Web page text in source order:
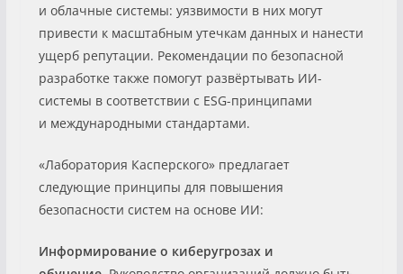
и облачные системы: уязвимости в них могут
привести к масштабным утечкам данных и нанести
ущерб репутации. Рекомендации по безопасной
разработке также помогут развёртывать ИИ-
системы в соответствии с ESG-принципами
и международными стандартами.
«Лаборатория Касперского» предлагает
следующие принципы для повышения
безопасности систем на основе ИИ:
Информирование о киберугрозах и